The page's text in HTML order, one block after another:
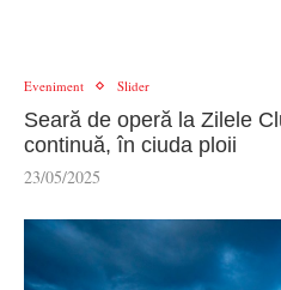
Eveniment Slider
Seară de operă la Zilele
continuă, în ciuda ploii
23/05/2025